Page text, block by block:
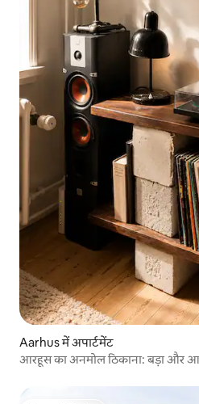
Aarhus में अपार्टमेंट